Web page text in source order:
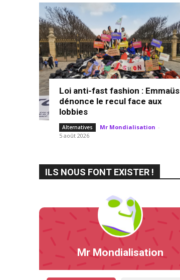
Loi anti-fast fashion : Emmaüs
dénonce le recul face aux
lobbies
Alternatives Mr Mondialisation -
5 août 2026
ILS NOUS FONT EXISTER !
Mr Mondialisation